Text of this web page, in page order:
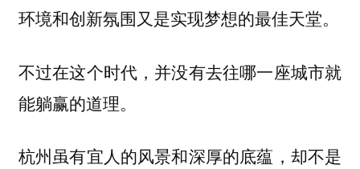
环境和创新氛围又是实现梦想的最佳天堂。
不过在这个时代，并没有去往哪一座城市就
能躺赢的道理。
杭州虽有宜人的风景和深厚的底蕴，却不是